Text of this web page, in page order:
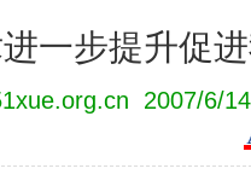
一步提升促
2007/6/